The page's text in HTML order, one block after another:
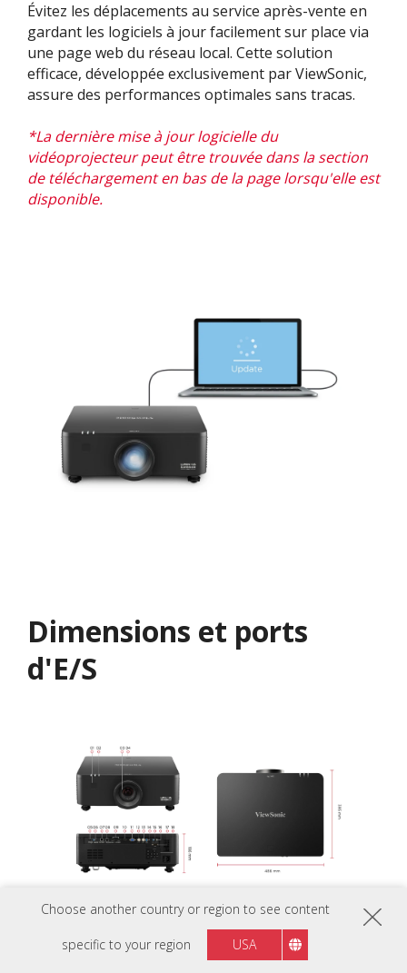
Choose another country or region to see content
specific to your region USA
Évitez les déplacements au service après-vente en
gardant les logiciels à jour facilement sur place via
une page web du réseau local.​ Cette solution
efficace, développée exclusivement par ViewSonic,
assure des performances optimales sans tracas. ​
*La dernière mise à jour logicielle du
vidéoprojecteur peut être trouvée dans la section
de téléchargement en bas de la page lorsqu'elle est
disponible.
Dimensions et ports
d'E/S
Front IR
LED Indicator
Lens